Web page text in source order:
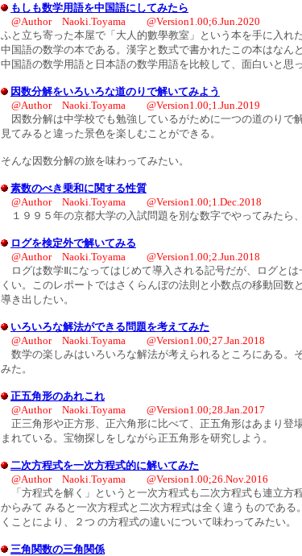
もしも数学用語を中国語にしてみたら
@Author Naoki.Toyama @Version1.00;6.Jun.2020
ふと立ち寄った本屋で「大人的數學教室」という本を手に入れた
中国語の数学の本である。漢字と数式で書かれたこの本はなん
中国語の数学用語と日本語の数学用語を比較して、面白いと思
因数分解をいろいろな道のりで解いてみよう
@Author Naoki.Toyama @Version1.00;1.Jun.2019
因数分解は中学校でも勉強しているがために一つの道のりで
見てみると違った景色を楽しむことができる。
そんな因数分解の旅を味わってみたい。
素数のべき乗和に関する性質
@Author Naoki.Toyama @Version1.00;1.Dec.2018
１９９５年の京都大学の入試問題を別な数字でやってみたら
ログを検定外で解いてみる
@Author Naoki.Toyama @Version1.00;2.Jun.2018
ログは数学Ⅱになってはじめて導入される記号だが、ログと
くい。このレポートではさくらんぼの法則と小数点の移動回
導き出したい。
いろいろな解法ができる問題を考えてみた
@Author Naoki.Toyama @Version1.00;27.Jan.2018
数学の楽しみはいろいろな解法が考えられるところにある。
みた。
正五角形のあれこれ
@Author Naoki.Toyama @Version1.00;28.Jan.2017
正三角形や正方形、正六角形に比べて、正五角形はあまり登
まれている。宝物探しをしながら正五角形を研究しよう。
二次方程式を一次方程式的に解いてみた
@Author Naoki.Toyama @Version1.00;26.Nov.2016
「方程式を解く」というと一次方程式も二次方程式も連立方
からみて みると一次方程式と二次方程式は全く違うものであ
くことにより、２つ の方程式の違いについて味わってみたい。
三角関数の三角関係